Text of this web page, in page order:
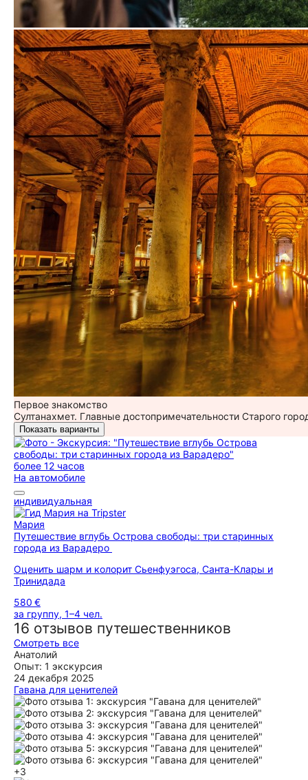
Первое знакомство
Султанахмет. Главные достопримечательности Старого
Показать варианты
более 12 часов
На автомобиле
индивидуальная
Мария
Путешествие вглубь Острова свободы: три старинных
города из Варадеро
Оценить шарм и колорит Сьенфуэгоса, Санта-Клары и
Тринидада
580 €
за группу, 1–4 чел.
16 отзывов путешественников
Смотреть все
Анатолий
Опыт: 1 экскурсия
24 декабря 2025
Гавана для ценителей
Взяли экскурсию у Марии. Невероятно продуманный и
интересный маршрут экскурсии. Для тех, кто заложил на
посещение Гаваны 1 день, то идеально. вы посетите все
основные места, насладитесь калоритом Кубы. интересные
рассказы, особенно если у вас юыли минимальные знания
о Кубе, вы сможете услышать как кубинцы смотрят на те
или иные исторические моменты. не стесняйтесь задавать
+3